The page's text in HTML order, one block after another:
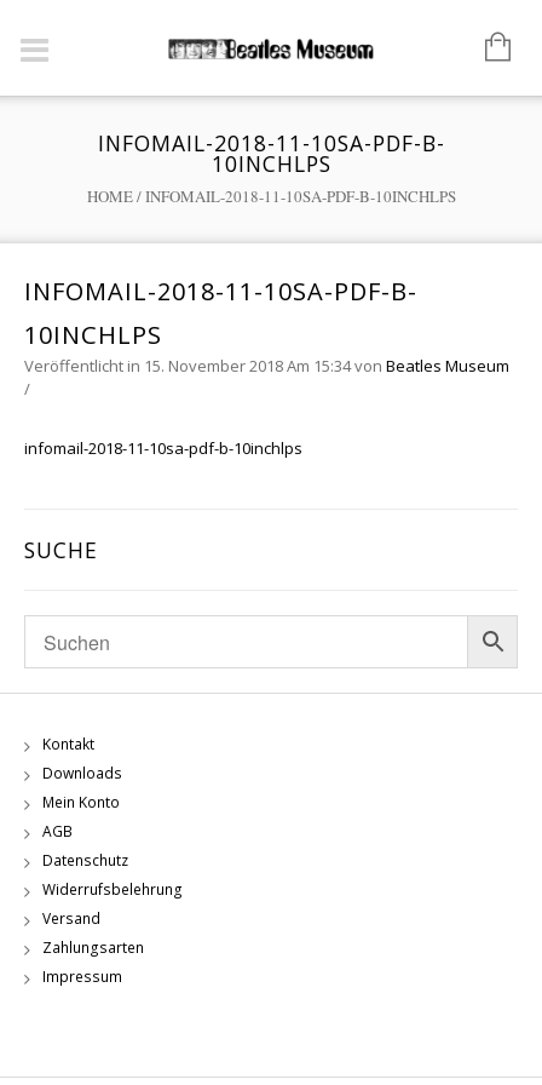
INFOMAIL-2018-11-10SA-PDF-B-
10INCHLPS
HOME/INFOMAIL-2018-11-10SA-PDF-B-10INCHLPS
INFOMAIL-2018-11-10SA-PDF-B-
10INCHLPS
Veröffentlicht in 15. November 2018 Am 15:34von Beatles Museum
/
infomail-2018-11-10sa-pdf-b-10inchlps
SUCHE
Kontakt
Downloads
Mein Konto
AGB
Datenschutz
Widerrufsbelehrung
Versand
Zahlungsarten
Impressum